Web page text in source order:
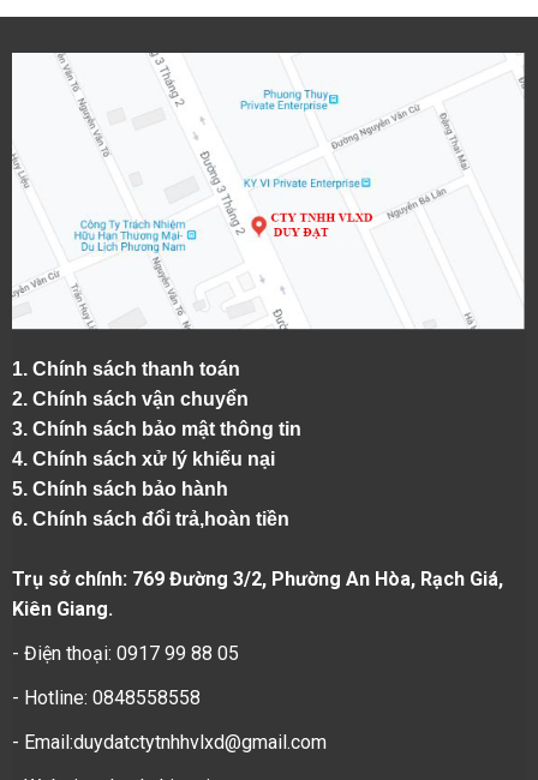
1. Chính sách thanh toán
2. Chính sách vận chuyển
3. Chính sách bảo mật thông tin
4. Chính sách xử lý khiếu nại
5. Chính sách bảo hành
6. Chính sách đổi trả,hoàn tiền
Trụ sở chính: 769 Đường 3/2, Phường An Hòa, Rạch Giá,
Kiên Giang.
- Điện thoại: 0917 99 88 05
- Hotline: 0848558558
- Email:duydatctytnhhvlxd@gmail.com